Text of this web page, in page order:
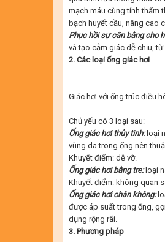
mạch máu cùng tính thẩm
bạch huyết cầu, nâng cao
Phục hồi sựcân bằng cho
và tạo cảm giác dễ chịu,
2. Các loại ống giác hơi
Giác hơi với ống trúc điều
Chủ yếu có 3 loại sau:
Ống giác hơi thủy tinh:loại
vùng da trong ống nên
Khuyết điểm: dễ vỡ.
Ống giác hơi bằng tre:loại
Khuyết điểm: không quan
Ống giác hơi chân không:
được áp suất trong ống,
dụng rộng rãi.
3. Phương pháp